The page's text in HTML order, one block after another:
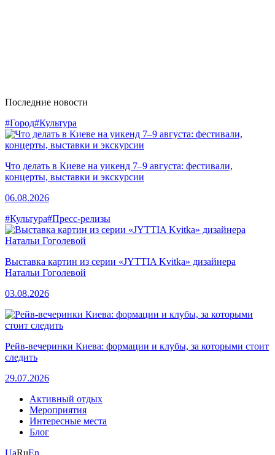
Последние новости
#Город#Культура
Что делать в Киеве на уикенд 7–9 августа: фестивали,
концерты, выставки и экскурсии
06.08.2026
#Культура#Пресс-релизы
Выставка картин из серии «JYTTIA Kvitka» дизайнера
Натальи Гоголевой
03.08.2026
Рейв-вечеринки Киева: формации и клубы, за которыми стоит
следить
29.07.2026
Активный отдых
Мероприятия
Интересные места
Блог